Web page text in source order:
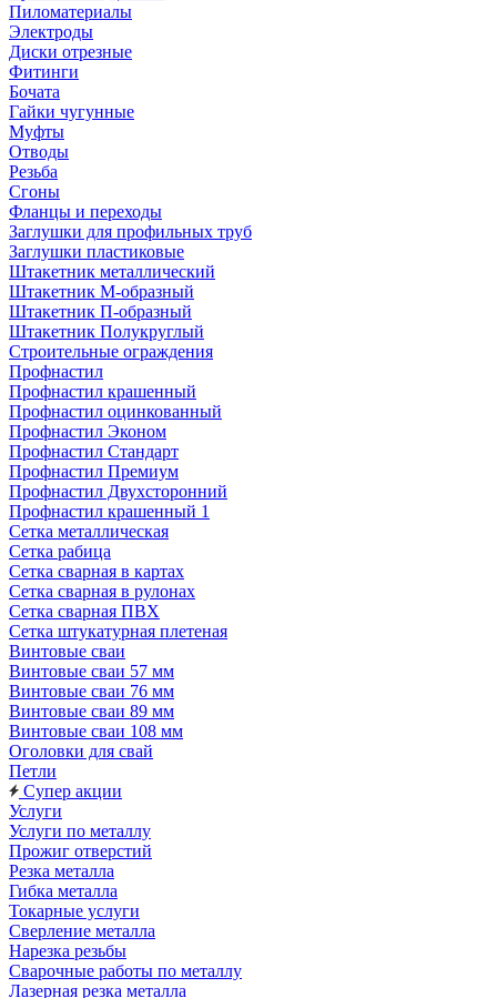
Пиломатериалы
Электроды
Диски отрезные
Фитинги
Бочата
Гайки чугунные
Муфты
Отводы
Резьба
Сгоны
Фланцы и переходы
Заглушки для профильных труб
Заглушки пластиковые
Штакетник металлический
Штакетник М-образный
Штакетник П-образный
Штакетник Полукруглый
Строительные ограждения
Профнастил
Профнастил крашенный
Профнастил оцинкованный
Профнастил Эконом
Профнастил Стандарт
Профнастил Премиум
Профнастил Двухсторонний
Профнастил крашенный 1
Сетка металлическая
Сетка рабица
Сетка сварная в картах
Сетка сварная в рулонах
Сетка сварная ПВХ
Сетка штукатурная плетеная
Винтовые сваи
Винтовые сваи 57 мм
Винтовые сваи 76 мм
Винтовые сваи 89 мм
Винтовые сваи 108 мм
Оголовки для свай
Петли
Супер акции
Услуги
Услуги по металлу
Прожиг отверстий
Резка металла
Гибка металла
Токарные услуги
Сверление металла
Нарезка резьбы
Сварочные работы по металлу
Лазерная резка металла